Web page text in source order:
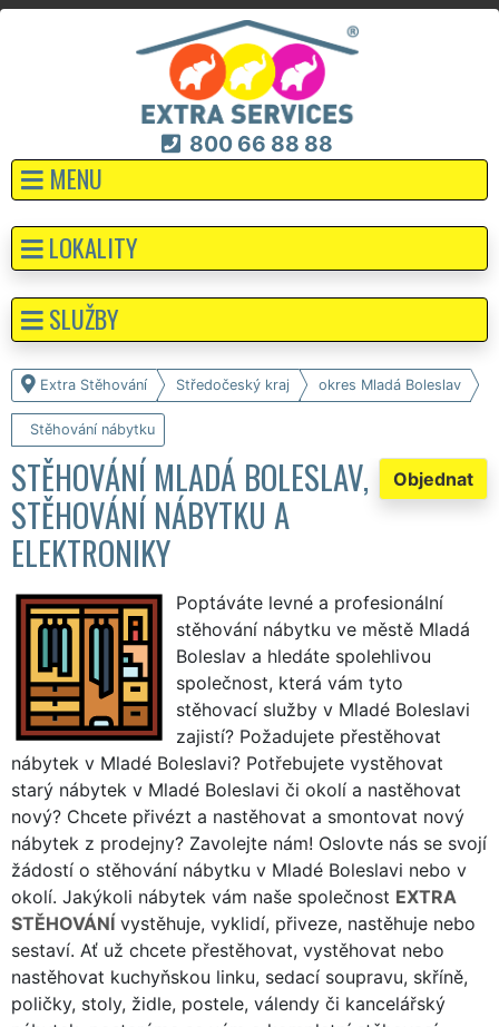
800 66 88 88
MENU
Extra Stěhování Středočeský kraj okres Mladá Boleslav
Stěhování nábytku
Objednat
STĚHOVÁNÍ MLADÁ BOLESLAV,
STĚHOVÁNÍ NÁBYTKU A
ELEKTRONIKY
Poptáváte levné a profesionální
stěhování nábytku ve městě Mladá
Boleslav a hledáte spolehlivou
společnost, která vám tyto
stěhovací služby v Mladé Boleslavi
zajistí? Požadujete přestěhovat
nábytek v Mladé Boleslavi? Potřebujete vystěhovat
starý nábytek v Mladé Boleslavi či okolí a nastěhovat
nový? Chcete přivézt a nastěhovat a smontovat nový
nábytek z prodejny? Zavolejte nám! Oslovte nás se svojí
žádostí o stěhování nábytku v Mladé Boleslavi nebo v
okolí. Jakýkoli nábytek vám naše společnost EXTRA
STĚHOVÁNÍ vystěhuje, vyklidí, přiveze, nastěhuje nebo
sestaví. Ať už chcete přestěhovat, vystěhovat nebo
nastěhovat kuchyňskou linku, sedací soupravu, skříně,
poličky, stoly, židle, postele, válendy či kancelářský
LOKALITY
SLUŽBY